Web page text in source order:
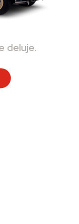
deluje.